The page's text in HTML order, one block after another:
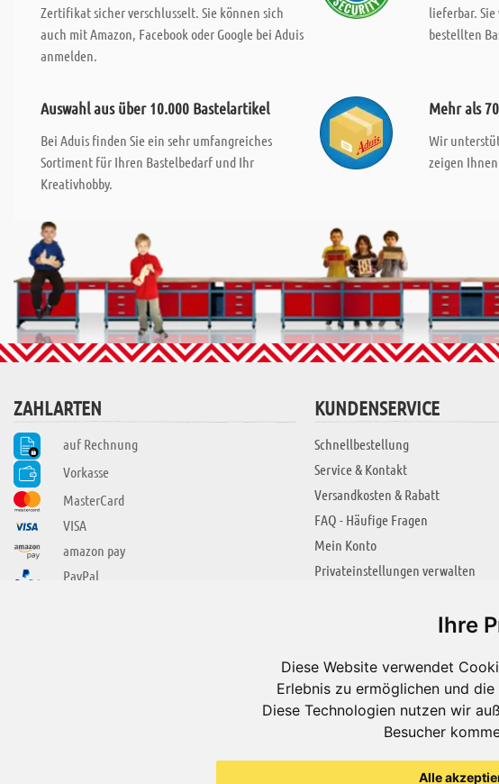
Ihre
Diese Website verwendet
Erlebnis zu ermöglichen und
Diese Technologien nutzen wir
Besucher
Alle
Zertifikat sicher verschlusselt. Sie können sich
auch mit Amazon, Facebook oder Google bei Aduis
anmelden.
lieferbar.
bestellten
Auswahl aus über 10.000 Bastelartikel
Bei Aduis finden Sie ein sehr umfangreiches
Sortiment für Ihren Bastelbedarf und Ihr
Kreativhobby.
Mehr als
Wir
zeigen
ZAHLARTEN
auf Rechnung
Vorkasse
MasterCard
VISA
amazon pay
PayPal
KUNDENSERVICE
Schnellbestellung
Service & Kontakt
Versandkosten & Rabatt
FAQ - Häufige Fragen
Mein Konto
Privateinstellungen verwalten
Jobs
Impressum
Datenschutzerklärung